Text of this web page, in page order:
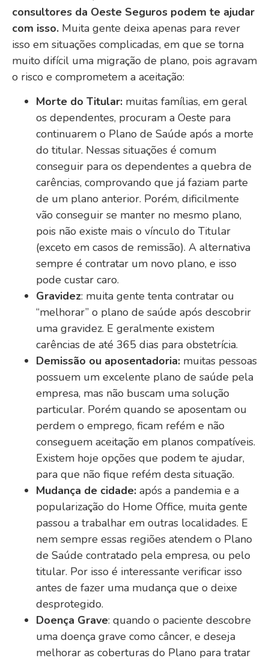
consultores da Oeste Seguros podem te ajudar
com isso. Muita gente deixa apenas para rever
isso em situações complicadas, em que se torna
muito difícil uma migração de plano, pois agravam
o risco e comprometem a aceitação:
Morte do Titular: muitas famílias, em geral
os dependentes, procuram a Oeste para
continuarem o Plano de Saúde após a morte
do titular. Nessas situações é comum
conseguir para os dependentes a quebra de
carências, comprovando que já faziam parte
de um plano anterior. Porém, dificilmente
vão conseguir se manter no mesmo plano,
pois não existe mais o vínculo do Titular
(exceto em casos de remissão). A alternativa
sempre é contratar um novo plano, e isso
pode custar caro.
Gravidez: muita gente tenta contratar ou
“melhorar” o plano de saúde após descobrir
uma gravidez. E geralmente existem
carências de até 365 dias para obstetrícia.
Demissão ou aposentadoria: muitas pessoas
possuem um excelente plano de saúde pela
empresa, mas não buscam uma solução
particular. Porém quando se aposentam ou
perdem o emprego, ficam refém e não
conseguem aceitação em planos compatíveis.
Existem hoje opções que podem te ajudar,
para que não fique refém desta situação.
Mudança de cidade: após a pandemia e a
popularização do Home Office, muita gente
passou a trabalhar em outras localidades. E
nem sempre essas regiões atendem o Plano
de Saúde contratado pela empresa, ou pelo
titular. Por isso é interessante verificar isso
antes de fazer uma mudança que o deixe
desprotegido.
Doença Grave: quando o paciente descobre
uma doença grave como câncer, e deseja
melhorar as coberturas do Plano para tratar